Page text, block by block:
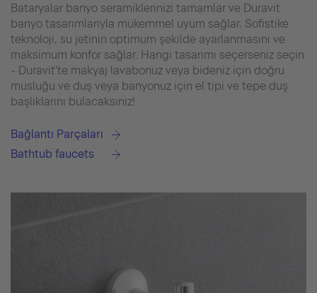
Bataryalar banyo seramiklerinizi tamamlar ve Duravit
banyo tasarımlarıyla mükemmel uyum sağlar. Sofistike
teknoloji, su jetinin optimum şekilde ayarlanmasını ve
maksimum konfor sağlar. Hangi tasarımı seçerseniz seçin
- Duravit'te makyaj lavabonuz veya bideniz için doğru
musluğu ve duş veya banyonuz için el tipi ve tepe duş
başlıklarını bulacaksınız!
Bağlantı Parçaları
Bathtub faucets